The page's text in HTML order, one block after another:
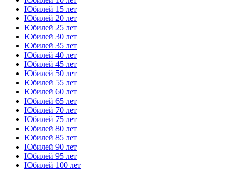
Юбилей 15 лет
Юбилей 20 лет
Юбилей 25 лет
Юбилей 30 лет
Юбилей 35 лет
Юбилей 40 лет
Юбилей 45 лет
Юбилей 50 лет
Юбилей 55 лет
Юбилей 60 лет
Юбилей 65 лет
Юбилей 70 лет
Юбилей 75 лет
Юбилей 80 лет
Юбилей 85 лет
Юбилей 90 лет
Юбилей 95 лет
Юбилей 100 лет